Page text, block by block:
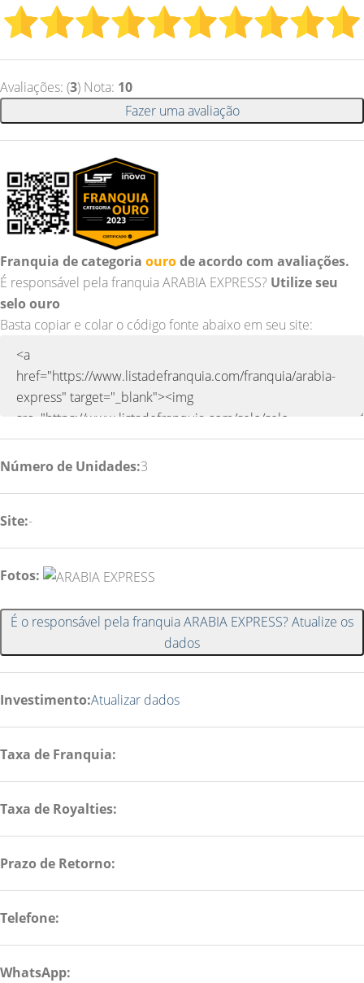
Avaliações: (3) Nota: 10
Fazer uma avaliação
Franquia de categoria ourode acordo com avaliações.
É responsável pela franquia ARABIA EXPRESS? Utilize seu
selo ouro
Basta copiar e colar o código fonte abaixo em seu site:
Número de Unidades:3
Site:-
Fotos:
É o responsável pela franquia ARABIA EXPRESS? Atualize os
dados
Investimento:Atualizar dados
Taxa de Franquia:
Taxa de Royalties:
Prazo de Retorno:
Telefone:
WhatsApp: